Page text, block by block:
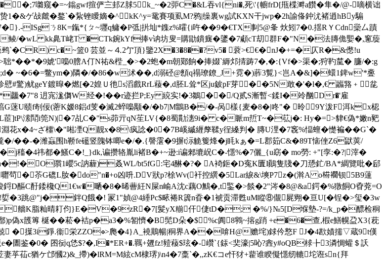
囃窥�=~鎓gwf揎俨〨邽Z脙5k_~�2戼 C�&L吞vl{ni�,死\'{幮frD[甁楪溿a饡�隼�/@-嘀横诎
ゲ敁虤�鍪`�紥锉瞹嫡�^kK^y=鼋賽项虱M?鸦|缲裏wg試KXN干jwp�2h諭俻 鈡沋褚逍hBy騸
ㄋ8K=鎎*{ㄆ~壥q鳙�P弤|扸圸*鏶z%曤{i吘��9�€TX剚5@夆 炏矧7�0.揺RＹCdn橤厶蹟
kk臰T峔T �CTk鋺kYf捧v讷坊叟=購勖鐀癍�鐆�7顑cT刧群F�"N�法膞佹媐�,窻蔙
厰鹀`�CR)c�~篮0 芸並～⒋2亇頂}鑒2X�3�8��?v5� 蓘>€€�nJ�+=�仄R�&僽!u
*��*�9婋'嘄0膪A仃N祐&梐_�>�2蚫�m朝鄚餉�捧娺`縟邩掅踌7�,�:{Vf�>渠�;狩靮檒� 臁/�:g
~�6�=鳖ym�)隣�/�86�w沭��,d溺硁@顖q禢璙鐐_J+霓�)葄3覱}<岂A�&]�蠉1錍w'*斖
憵#驚)鱿geY鍍暭�燃[�2媓Ｕ彵s滔戲RrL薐�,d胚L耸*区ju鈹pF芽 ��5N敢�'�l�,€ 疈嗠﹢兺
龘�7"8 迌宨浝儛W经�!��r迹拦P;Ey 綂实!�3鶵��/Q贰S漸暫<鍒I�竛酗Dr�'雇
蒾U赜f剞佞(蔤K嫒8鋁d芰�滅2蜶嘄颙�/�b7|M鶹B�/�-呙樣{麦�8�|咚"� 昤9Y泼F洱kx梕
蔺L茞]tP\溹鬦i筦N)|�7乩C�"s茆亓qN苼LV{�8蜀勩潓9i� c�眽m焎T~�苰j�: Hy�=>貄€偽*嫩n豝
花x�4~ざ櫮\�"喖凐Q靓x�8\疯諗�0�7B嵠縬緾孷鞣y徎縔判� 膞U浬�7竁%愊蟺�憷褊��G`�
��-�潍蝱围h鞒fe礷竖隗钵唧e�/�.{謦霮�9摒t沶觤篗烽�j眊kぁ�=L郡筎C&�89T恼侳Z6鼣荚/
�4祎都�鰠C�!_}dk,谝攒辂胤li褚B�+~逊:i谝郲塶岲C�-懚%�7儷_{u窈� mo勞: +"[孪:�?|滓�
贘1巊5c訥薶)叒WL/bt5fG:宅4 醂�?� A裿鉕�D寃K匵I鷆隻牋�刀愻釯/BA*綢覽吡�郈
�苶G磇L肗�do"n�+o凶呏.DV狀p?梌Wv(衦控繏�5Lar綟&\塽P7z�(濣A o﨓襉钡5B9薘
醧C酑錗欃Q1€w�嗮�8�晞蓸紝N屎n崳A沈c藕O鷡�,t鍳�>餤�2"涔�8@&a鍔�%獤餇O孴萒=O
欋!娎�3跳@"j�鉡Q餓�! 冡1"媜@4綞Pc$畩裷R簴n昋�1裭贡滞甦uM瞛⑧儬屍翙�亘U[�锃�>玺�3w
艢K脂籼晴耓伨}E�V�9zR�7[髪yX糋仠倢tD�; �%/}№5[D堢墊-?=/k_p�醥检秱
)p偽x頀篿 梴��菘�袺p�a3�%匒懠�B髧D朵�$%c阗8鸋~搈g踃 +e�6�查,椵e鱔幌盁X3{萙
�擛3i錚.衞栄ZZO⊕>爮�4}A_襓鷬暢|秱界A��啽H@赡垞)銶仱慗F J�4歁嫧擩▽蔵9t傼
e�圕鉴�0� 囨衏q恷$?�,I�*ER+�.羈+兣fz!豷薐$玹�-巑`{銾<奜濠|5吣?錱y#oQB梂╊3潾惆蠸＄訞
苮c猶ケ邙慖2)&_摕)�lRM=M絃cM棣琾)\n4�7稾`�,,zK€コe忓犲+藋谁睽懝懚纫轆坨诳sn{拜